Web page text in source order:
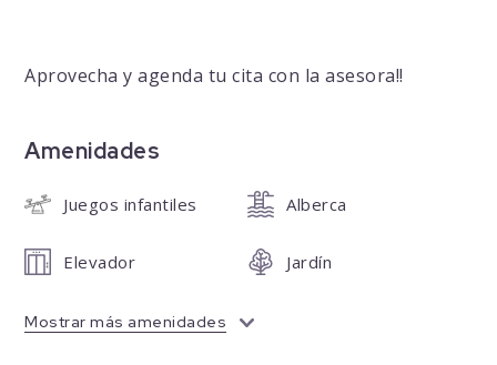
Aprovecha y agenda tu cita con la asesora!!
Amenidades
Juegos infantiles Alberca
Elevador Jardín
Mostrar más amenidades